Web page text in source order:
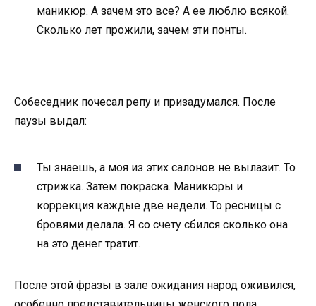
маникюр. А зачем это все? А ее люблю всякой.
Сколько лет прожили, зачем эти понты.
Собеседник почесал репу и призадумался. После
паузы выдал:
Ты знаешь, а моя из этих салонов не вылазит. То
стрижка. Затем покраска. Маникюры и
коррекция каждые две недели. То ресницы с
бровями делала. Я со счету сбился сколько она
на это денег тратит.
После этой фразы в зале ожидания народ оживился,